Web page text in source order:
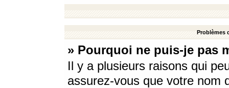
Problèmes
» Pourquoi ne puis-je pas
Il y a plusieurs raisons qui
assurez-vous que votre nom